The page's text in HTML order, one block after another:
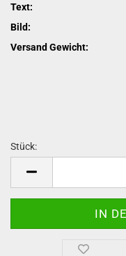
Text:
Bild:
Versand Gewicht:
Stück: